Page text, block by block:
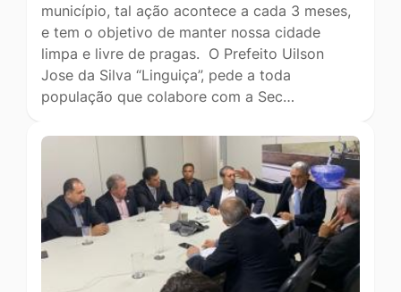
município, tal ação acontece a cada 3 meses,
e tem o objetivo de manter nossa cidade
limpa e livre de pragas. O Prefeito Uilson
Jose da Silva “Linguiça”, pede a toda
população que colabore com a Sec…